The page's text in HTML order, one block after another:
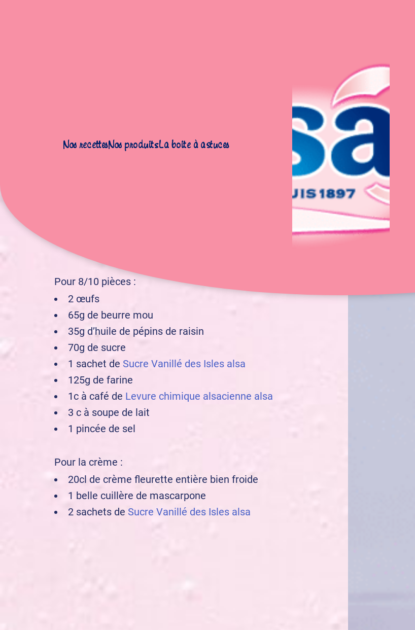
Nos recettesNos produitsLa boite à astuces
Cupcakes vanille
8-10 pers.
Pour 8/10 pièces :
2 œufs
65g de beurre mou
35g d’huile de pépins de raisin
70g de sucre
1 sachet de Sucre Vanillé des Isles alsa
125g de farine
1c à café de Levure chimique alsacienne alsa
3 c à soupe de lait
1 pincée de sel
Pour la crème :
20cl de crème fleurette entière bien froide
1 belle cuillère de mascarpone
2 sachets de Sucre Vanillé des Isles alsa